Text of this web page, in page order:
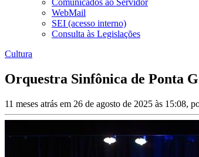
Comunicados ao Servidor
WebMail
SEI (acesso interno)
Consulta às Legislações
Cultura
Orquestra Sinfônica de Ponta
11 meses atrás em 26 de agosto de 2025 às 15:08,